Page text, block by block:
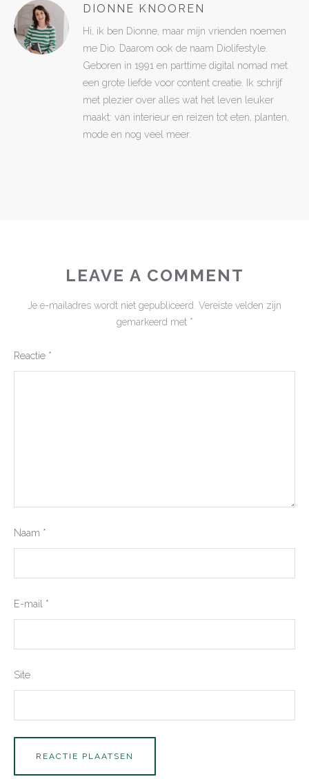
DIONNE KNOOREN
Hi, ik ben Dionne, maar mijn vrienden noemen
me Dio. Daarom ook de naam Diolifestyle.
Geboren in 1991 en parttime digital nomad met
een grote liefde voor content creatie. Ik schrijf
met plezier over alles wat het leven leuker
maakt: van interieur en reizen tot eten, planten,
mode en nog veel meer.
LEAVE A COMMENT
Je e-mailadres wordt niet gepubliceerd. Vereiste velden zijn
gemarkeerd met *
Reactie *
Naam *
E-mail *
Site